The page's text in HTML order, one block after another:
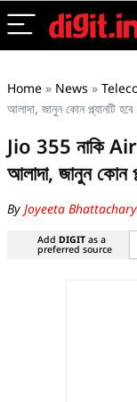
Home » News »
আলাদা, জানুন কোন প্ল্যানটি হবে
Jio 355 নাকি
আলাদা, জানুন কোন
By Joyeeta
Add DIGIT as a
preferred source